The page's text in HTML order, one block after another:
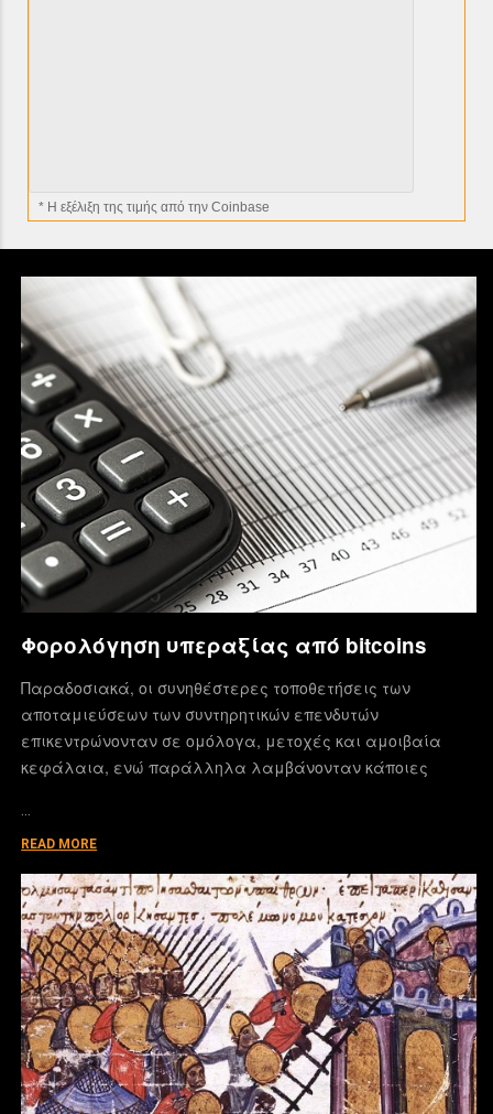
* H εξέλιξη της τιμής από την Coinbase
Φορολόγηση υπεραξίας από bitcoins
Παραδοσιακά, οι συνηθέστερες τοποθετήσεις των
αποταμιεύσεων των συντηρητικών επενδυτών
επικεντρώνονταν σε ομόλογα, μετοχές και αμοιβαία
κεφάλαια, ενώ παράλληλα λαμβάνονταν κάποιες
READ MORE